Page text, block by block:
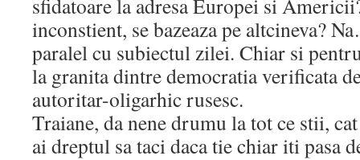
sfidatoare la adresa Europei si
inconstient, se bazeaza pe altcineva?
paralel cu subiectul zilei. Chiar si
la granita dintre democratia verificata
autoritar-oligarhic rusesc.
Traiane, da nene drumu la tot ce stii,
ai dreptul sa taci daca tie chiar iti pasa